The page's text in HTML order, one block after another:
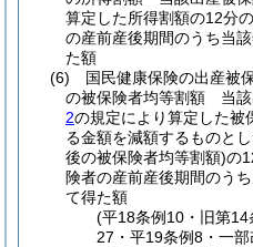
算定した所得割額の12分
の産前産後期間のうち当
た額
(6)
国民健康保険の出産被
の被保険者均等割額 当該
2の規定により算定した被
る金額を減額するものと
後の被保険者均等割額)の
険者の産前産後期間のう
て得た額
(平18条例10・旧第14
27・平19条例8・一